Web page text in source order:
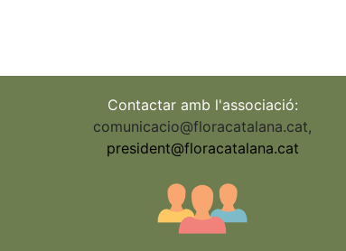
Contactar amb l'associació:
comunicacio@floracatalana.cat,
president@floracatalana.cat